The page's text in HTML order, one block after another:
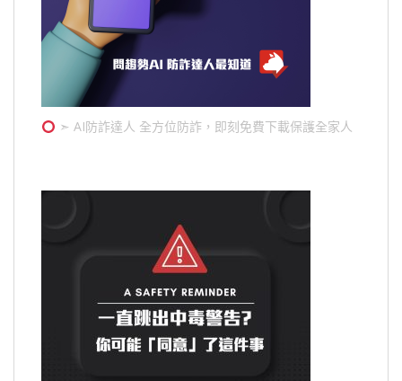
➣ AI防詐達人 全方位防詐，即刻免費下載保護全家人